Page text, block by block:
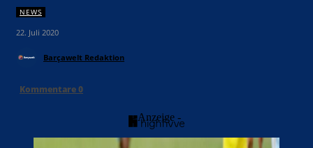
NEWS
22. Juli 2020
Barçawelt Redaktion
Kommentare0
- Anzeige -